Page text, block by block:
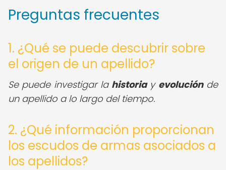
Preguntas frecuentes
1. ¿Qué se puede descubrir sobre
el origen de un apellido?
Se puede investigar la historiay evoluciónde
un apellido a lo largo del tiempo.
2. ¿Qué información proporcionan
los escudos de armas asociados a
los apellidos?